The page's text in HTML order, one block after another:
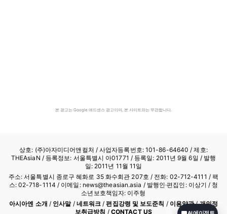
본 광고는 Google 애드센스 광고이며, 본 사이트와는 무관합니다.
상호: (주)아자미디어앤컬처 /사업자등록번호: 101-86-64640 / 제호:
THEAsiaN / 등록정보: 서울특별시 아01771 / 등록일: 2011년 9월 6일 / 발행
일: 2011년 11월 11일
주소: 서울특별시 종로구 혜화로 35 화수회관 207호 / 전화: 02-712-4111 / 팩
스: 02-718-1114 / 이메일: news@theasian.asia / 발행인·편집인: 이상기 / 청
소년보호책임자: 이주형
아시아엔 소개 / 인사말/ 네트워크 /편집강령 및 보도준칙 / 이용약관/개인정
보취급방침 / CONTACT US